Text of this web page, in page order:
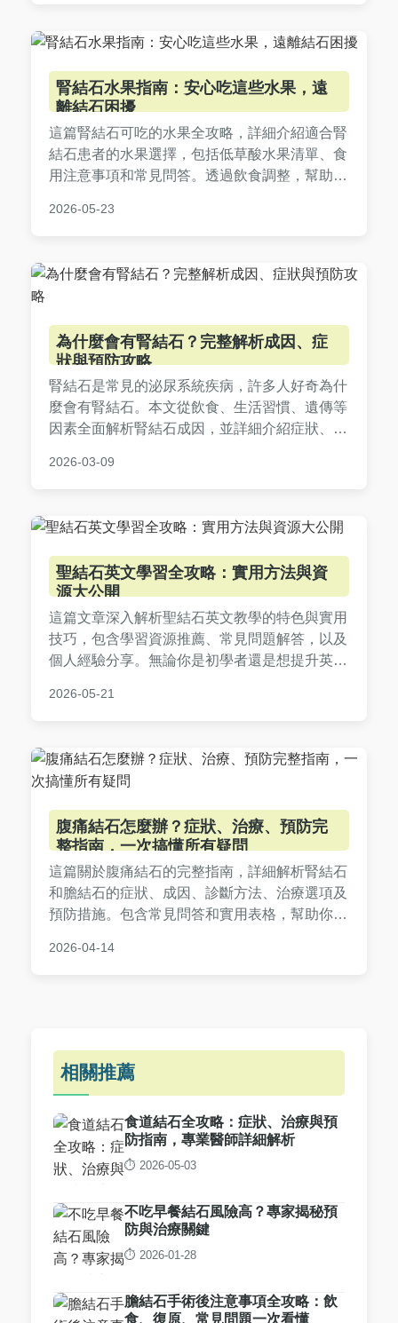
康，還是想幫助家人，這篇指南都值得一讀。
腎結石水果指南：安心吃這些水果，遠
離結石困擾
這篇腎結石可吃的水果全攻略，詳細介紹適合腎
結石患者的水果選擇，包括低草酸水果清單、食
用注意事項和常見問答。透過飲食調整，幫助您
則，提供實用建議，讓您吃得安心。
2026-05-23
為什麼會有腎結石？完整解析成因、症
狀與預防攻略
腎結石是常見的泌尿系統疾病，許多人好奇為什
麼會有腎結石。本文從飲食、生活習慣、遺傳等
因素全面解析腎結石成因，並詳細介紹症狀、診
格和常見問答，幫助你徹底了解腎結石，保護腎
2026-03-09
聖結石英文學習全攻略：實用方法與資
源大公開
這篇文章深入解析聖結石英文教學的特色與實用
技巧，包含學習資源推薦、常見問題解答，以及
個人經驗分享。無論你是初學者還是想提升英文
強調自然學習，避免傳統死記硬背，幫助你輕鬆
2026-05-21
腹痛結石怎麼辦？症狀、治療、預防完
整指南，一次搞懂所有疑問
這篇關於腹痛結石的完整指南，詳細解析腎結石
和膽結石的症狀、成因、診斷方法、治療選項及
預防措施。包含常見問答和實用表格，幫助你從
擾。
2026-04-14
相關推薦
食道結石全攻略：症狀、治療與預
防指南，專業醫師詳細解析
⏱️ 2026-05-03
不吃早餐結石風險高？專家揭秘預
防與治療關鍵
⏱️ 2026-01-28
膽結石手術後注意事項全攻略：飲
食、復原、常見問題一次看懂